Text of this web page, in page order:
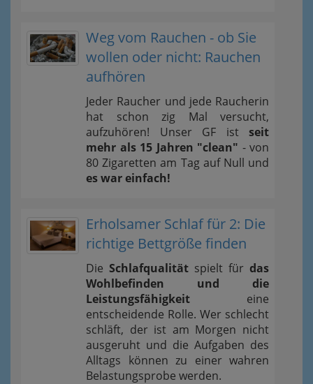
Weg vom Rauchen - ob Sie
wollen oder nicht: Rauchen
aufhören
Jeder Raucher und jede Raucherin
hat schon zig Mal versucht,
aufzuhören! Unser GF ist seit
mehr als 15 Jahren "clean" - von
80 Zigaretten am Tag auf Null und
es war einfach!
Erholsamer Schlaf für 2: Die
richtige Bettgröße finden
Die Schlafqualität spielt für das
Wohlbefinden und die
Leistungsfähigkeit eine
entscheidende Rolle. Wer schlecht
schläft, der ist am Morgen nicht
ausgeruht und die Aufgaben des
Alltags können zu einer wahren
Belastungsprobe werden.